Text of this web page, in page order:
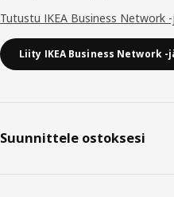
Tutustu IKEA Business Network
Liity IKEA Business Network -
Suunnittele ostoksesi